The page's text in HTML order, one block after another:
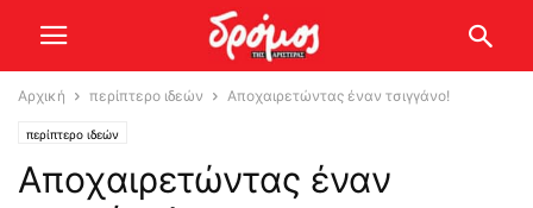
Αρχική περίπτερο ιδεών Αποχαιρετώντας έναν τσιγγάνο!
περίπτερο ιδεών
Αποχαιρετώντας έναν